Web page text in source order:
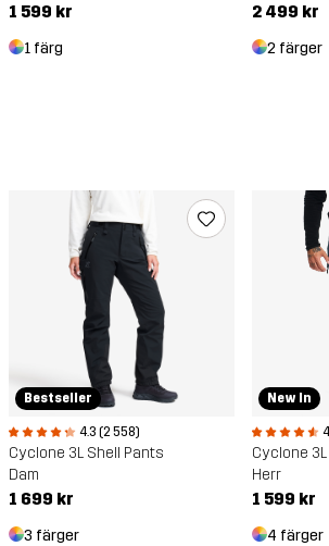
1 599 kr
1 färg
2 499 kr
2 färger
Bestseller
4.3 (2 558)
Cyclone 3L Shell Pants
Dam
1 699 kr
3 färger
New In
Cyclone
Herr
1 599 kr
4 färger